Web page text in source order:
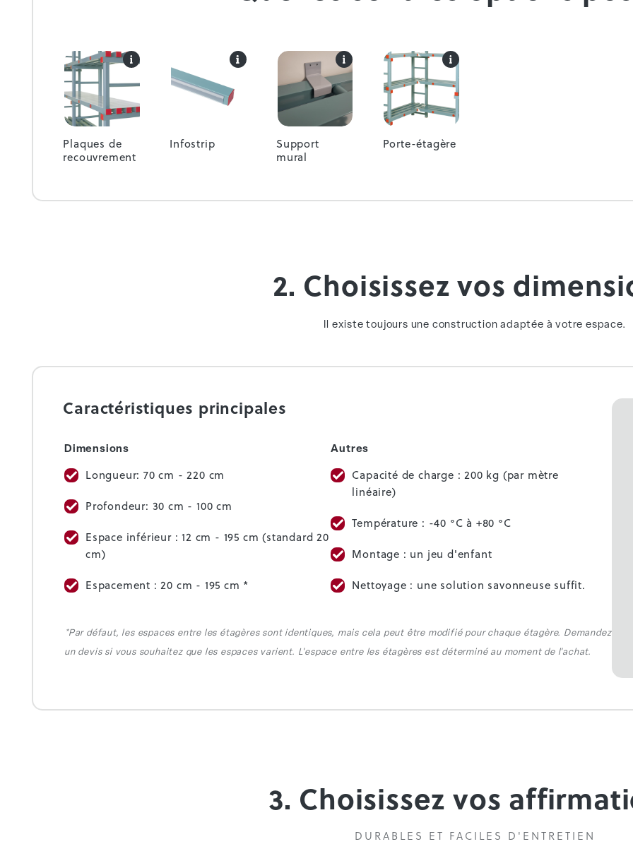
Plaques de
recouvrement
Infostrip
Support
mural
Porte-étagère
2. Choisissez vos
Il existe toujours une construction adaptée à votre espace.
Caractéristiques principales
Dimensions
Longueur: 70 cm - 220 cm
Profondeur: 30 cm - 100 cm
Espace inférieur : 12 cm - 195 cm (standard 20
cm)
Espacement : 20 cm - 195 cm *
Autres
Capacité de charge : 200 kg (par mètre
linéaire)
Température : -40 °C à +80 °C
Montage : un jeu d'enfant
Nettoyage : une solution savonneuse suffit.
*Par défaut, les espaces entre les étagères sont identiques, mais cela peut être modifié pour chaque étagère. Demandez
un devis si vous souhaitez que les espaces varient. L'espace entre les étagères est déterminé au moment de l'achat.
3. Choisissez vos
DURABLES ET FACILES D'ENTRETIEN